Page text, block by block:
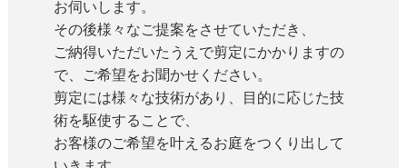
お伺いします。
その後様々なご提案をさせていただき、
ご納得いただいたうえで剪定にかかりますの
で、ご希望をお聞かせください。
剪定には様々な技術があり、目的に応じた技
術を駆使することで、
お客様のご希望を叶えるお庭をつくり出して